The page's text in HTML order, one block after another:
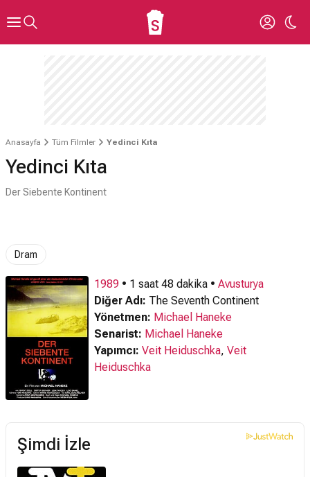
Anasayfa Tüm Filmler Yedinci Kıta
Yedinci Kıta
Der Siebente Kontinent
Dram
1989 • 1 saat 48 dakika • Avusturya
Diğer Adı: The Seventh Continent
Yönetmen: Michael Haneke
Senarist: Michael Haneke
Yapımcı: Veit Heiduschka, Veit
Heiduschka
Şimdi İzle